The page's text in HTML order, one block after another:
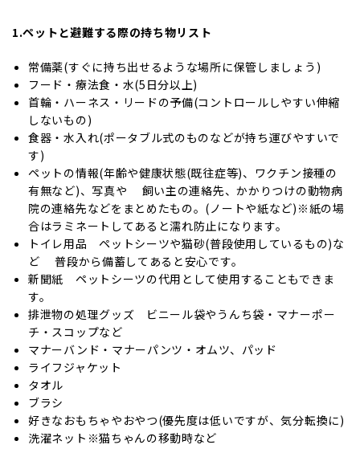
1.ペットと避難する際の持ち物リスト
常備薬(すぐに持ち出せるような場所に保管しましょう)
フード・療法食・水(5日分以上)
首輪・ハーネス・リードの予備(コントロールしやすい伸縮
しないもの)
食器・水入れ(ポータブル式のものなどが持ち運びやすいで
す)
ペットの情報(年齢や健康状態(既往症等)、ワクチン接種の
有無など)、写真や 飼い主の連絡先、かかりつけの動物病
院の連絡先などをまとめたもの。(ノートや紙など)※紙の場
合はラミネートしてあると濡れ防止になります。
トイレ用品 ペットシーツや猫砂(普段使用しているもの)な
ど 普段から備蓄してあると安心です。
新聞紙 ペットシーツの代用として使用することもできま
す。
排泄物の処理グッズ ビニール袋やうんち袋・マナーポー
チ・スコップなど
マナーバンド・マナーパンツ・オムツ、パッド
ライフジャケット
タオル
ブラシ
好きなおもちゃやおやつ(優先度は低いですが、気分転換に)
洗濯ネット※猫ちゃんの移動時など